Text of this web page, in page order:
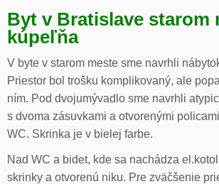
Byt v Bratislave starom
kúpeľňa
V byte v starom meste sme navrhli
Priestor bol trošku komplikovaný, ale
ním. Pod dvojumývadlo sme navrhli
s dvoma zásuvkami a otvorenými
WC. Skrinka je v bielej farbe.
Nad WC a bidet, kde sa nachádza
skrinky a otvorenú niku. Pre zväčšenie